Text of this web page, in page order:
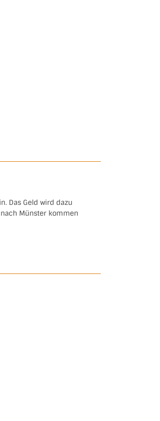
Das Geld wird dazu
Münster kommen